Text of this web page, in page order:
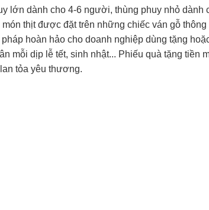
lớn dành cho 4-6 người, thùng phuy nhỏ dành
thịt được đặt trên những chiếc ván gỗ
hoàn hảo cho doanh nghiệp dùng tặng
mỗi dịp lễ tết, sinh nhật... Phiếu quà tặng tiền
tỏa yêu thương.